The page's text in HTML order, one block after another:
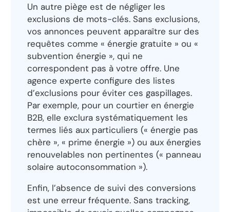
Un autre piège est de négliger les
exclusions de mots-clés. Sans exclusions,
vos annonces peuvent apparaître sur des
requêtes comme « énergie gratuite » ou «
subvention énergie », qui ne
correspondent pas à votre offre. Une
agence experte configure des listes
d’exclusions pour éviter ces gaspillages.
Par exemple, pour un courtier en énergie
B2B, elle exclura systématiquement les
termes liés aux particuliers (« énergie pas
chère », « prime énergie ») ou aux énergies
renouvelables non pertinentes (« panneau
solaire autoconsommation »).
Enfin, l’absence de suivi des conversions
est une erreur fréquente. Sans tracking,